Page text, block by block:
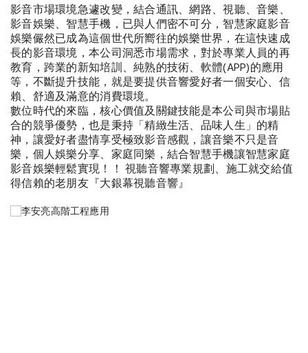
影音市場環境急遽改變，結合通訊、網路、視聽、音樂、
影音娛樂、智慧手機，已與人們密不可分，智慧家庭影音
娛樂儼然已成為這個世代所嚮往的娛樂世界，在這快速成
長的影音環境，本公司洞悉市場需求，對於專業人員的再
教育，跨業的新知培訓、純熟的技術、軟體(APP)的應用
等，不斷提升技能，就是要提供音響愛好者一個安心、信
賴、舒適及滿意的消費環境。
數位時代的來臨，核心價值及關鍵技能是本公司與市場貼
合的競爭優勢，也是秉持「精緻生活、品味人生」的精
神，讓愛好者盡情享受極致影音感觀，讓音樂不只是音
樂，個人娛樂分享、家庭同樂，結合智慧手機讓智慧家庭
影音娛樂輕鬆實現！！ 視聽音響專業規劃、施工就交給值
得信賴的老朋友『大銀幕視聽音響』